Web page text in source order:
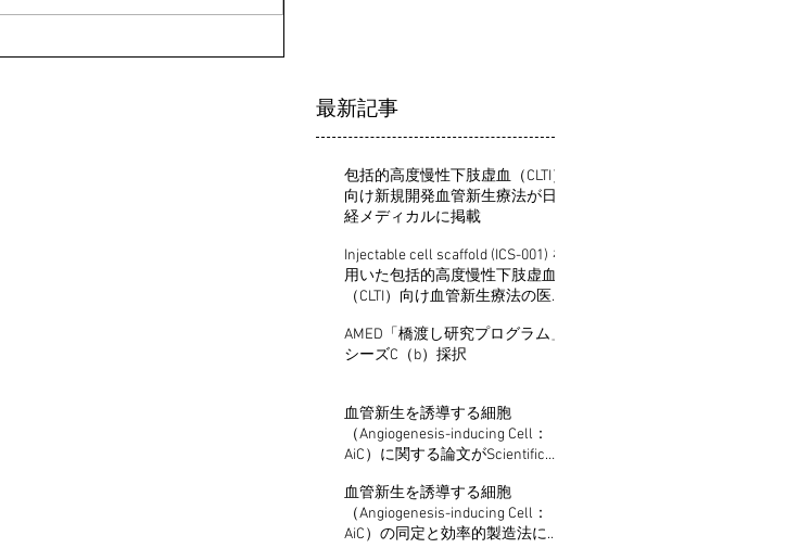
最新記事
包括的高度慢性下肢虚血（CLTI）
向け新規開発血管新生療法が日
経メディカルに掲載
Injectable cell scaffold (ICS-001) を
用いた包括的高度慢性下肢虚血
（CLTI）向け血管新生療法の医師
AMED「橋渡し研究プログラム」
シーズC（b）採択
血管新生を誘導する細胞
（Angiogenesis-inducing Cell：
AiC）に関する論文がScientific
血管新生を誘導する細胞
（Angiogenesis-inducing Cell：
AiC）の同定と効率的製造法に関